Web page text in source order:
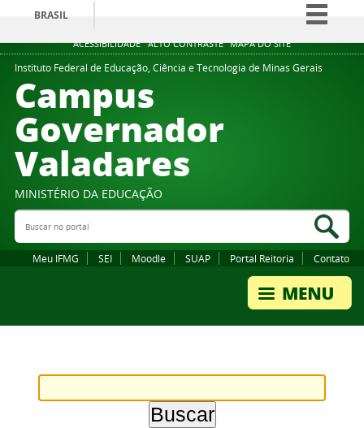
ACESSIBILIDADE ALTO CONTRASTE MAPA DO SITE
BRASIL
Simplifique!
Comunica BR
Instituto Federal de Educação, Ciência e Tecnologia de Minas Gerais
Campus
Governador
Valadares
MINISTÉRIO DA EDUCAÇÃO
Buscar no portal
Meu IFMG SEI Moodle SUAP Portal Reitoria Contato